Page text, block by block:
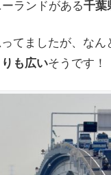
ランドがある千葉
てましたが、なん
も広いそうです！